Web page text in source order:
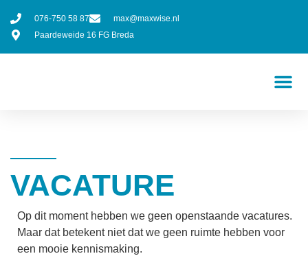
076-750 58 87
max@maxwise.nl
Paardeweide 16 FG Breda
VACATURE
Op dit moment hebben we geen openstaande vacatures.
Maar dat betekent niet dat we geen ruimte hebben voor
een mooie kennismaking.